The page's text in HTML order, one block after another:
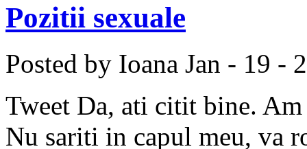
Pozitii sexuale
Posted by Ioana Jan - 19 -
Tweet Da, ati citit bine. Am
Nu sariti in capul meu, va